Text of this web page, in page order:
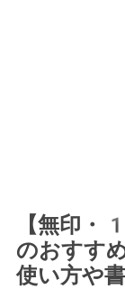
【無印
のおすす
使い方や